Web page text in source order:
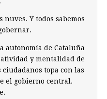
nuves. Y todos sabemos
autonomía de Cataluña
y mentalidad de
topa con las
el gobierno central.